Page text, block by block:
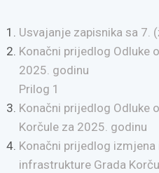
Usvajanje zapisnika sa 7.
Konačni prijedlog Odluke
2025. godinu
Prilog 1
Konačni prijedlog Odluke
Korčule za 2025. godinu
Konačni prijedlog
infrastrukture Grada